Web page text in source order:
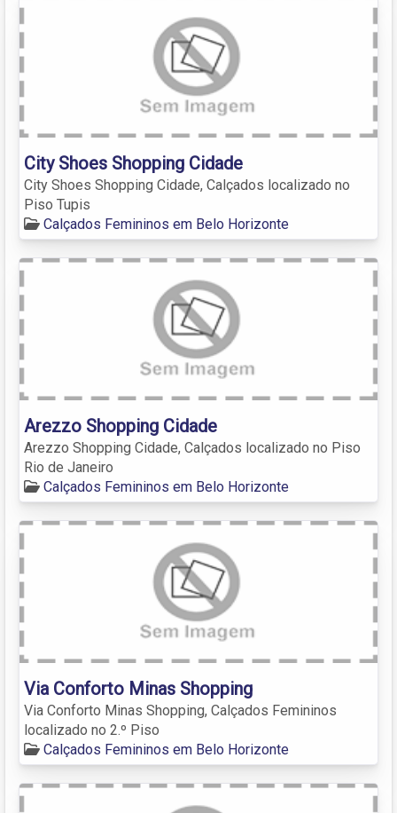
City Shoes Shopping Cidade
City Shoes Shopping Cidade, Calçados localizado no
Piso Tupis
Calçados Femininos em Belo Horizonte
Arezzo Shopping Cidade
Arezzo Shopping Cidade, Calçados localizado no Piso
Rio de Janeiro
Calçados Femininos em Belo Horizonte
Via Conforto Minas Shopping
Via Conforto Minas Shopping, Calçados Femininos
localizado no 2.º Piso
Calçados Femininos em Belo Horizonte